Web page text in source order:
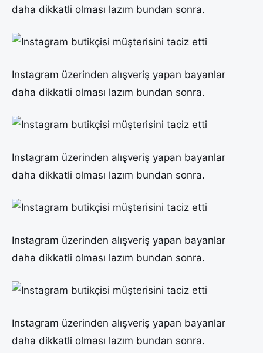
daha dikkatli olması lazım bundan sonra.
Instagram üzerinden alışveriş yapan bayanlar
daha dikkatli olması lazım bundan sonra.
Instagram üzerinden alışveriş yapan bayanlar
daha dikkatli olması lazım bundan sonra.
Instagram üzerinden alışveriş yapan bayanlar
daha dikkatli olması lazım bundan sonra.
Instagram üzerinden alışveriş yapan bayanlar
daha dikkatli olması lazım bundan sonra.